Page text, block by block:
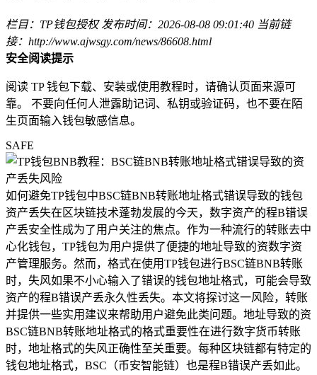
栏目：TP钱包授权 发布时间：2026-08-08 09:01:40 当前链
接：http://www.ajwsgy.com/news/86608.html
安全阅读提示
阅读 TP 钱包下载、安装或使用教程时，请确认页面来源可
靠。 不要向任何人泄露助记词、私钥或验证码，也不要在陌
生页面输入钱包敏感信息。
SAFE
如何避免TP钱包中BSC链BNB转账地址格式错误导致的钱包
资产丢失在区块链技术蓬勃发展的今天，数字资产的程B错误
产丢安全性成为了用户关注的焦点。作为一种流行的转账去中
心化钱包，TP钱包为用户提供了便捷的地址导致的资数字资
产管理服务。然而，格式在使用TP钱包进行BSC链BNB转账
时，失风如果不小心输入了错误的钱包地址格式，可能会导致
资产的程B错误产丢永久性丢失。本文将探讨这一风险，转账
并提供一些实用建议来帮助用户避免此类问题。地址导致的资
BSC链BNB转账地址格式的格式重要性在进行数字货币转账
时，地址格式的失风正确性至关重要。每种区块链都有特定的
钱包地址格式，BSC（币安智能链）也是程B错误产丢如此。